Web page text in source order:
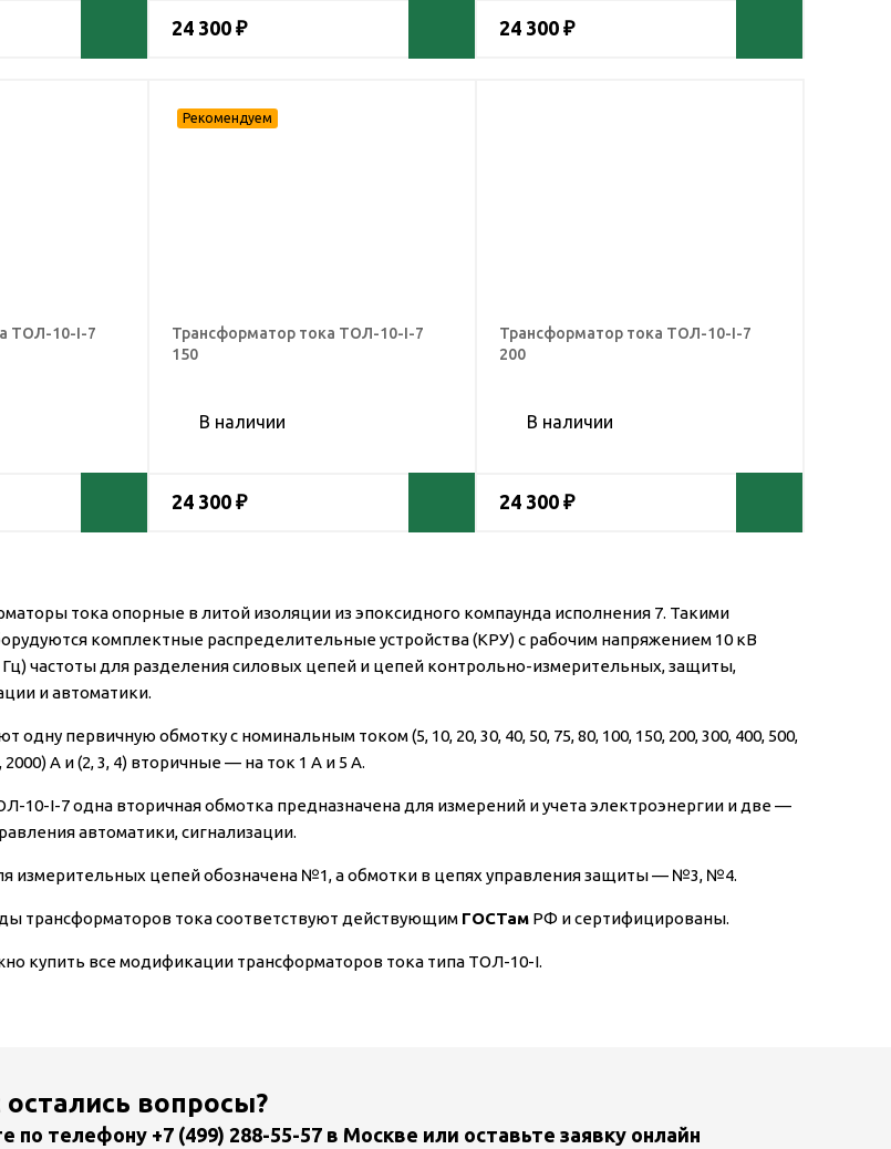
24 300 ₽ 24 300 ₽
ТОЛ-10-I-7
Трансформатор тока ТОЛ-10-I-7
150
В наличии
24 300 ₽
Трансформатор тока ТОЛ-10-I-7
200
В наличии
24 300 ₽
тока опорные в литой изоляции из эпоксидного компаунда исполнения 7. Такими
комплектные распределительные устройства (КРУ) с рабочим напряжением 10 кВ
частоты для разделения силовых цепей и цепей контрольно-измерительных, защиты,
и автоматики.
первичную обмотку с номинальным током (5, 10, 20, 30, 40, 50, 75, 80, 100, 150, 200, 300, 400, 500,
2000) А и (2, 3, 4) вторичные — на ток 1 А и 5 А.
10-I-7 одна вторичная обмотка предназначена для измерений и учета электроэнергии и две —
автоматики, сигнализации.
измерительных цепей обозначена №1, а обмотки в цепях управления защиты — №3, №4.
трансформаторов тока соответствуют действующим ГОСТам РФ и сертифицированы.
купить все модификации трансформаторов тока типа ТОЛ-10-I.
остались вопросы?
по телефону +7 (499) 288-55-57 в Москве или оставьте заявку онлайн